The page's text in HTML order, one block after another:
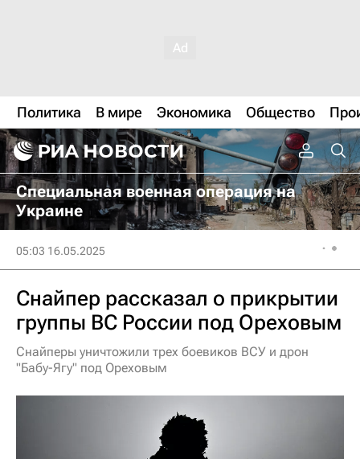
Политика В мире Экономика Общество
Специальная военная операция на
Украине
05:03 16.05.2025
Снайпер рассказал о прикрытии
группы ВС России под Ореховым
Снайперы уничтожили трех боевиков ВСУ и дрон
"Бабу-Ягу" под Ореховым